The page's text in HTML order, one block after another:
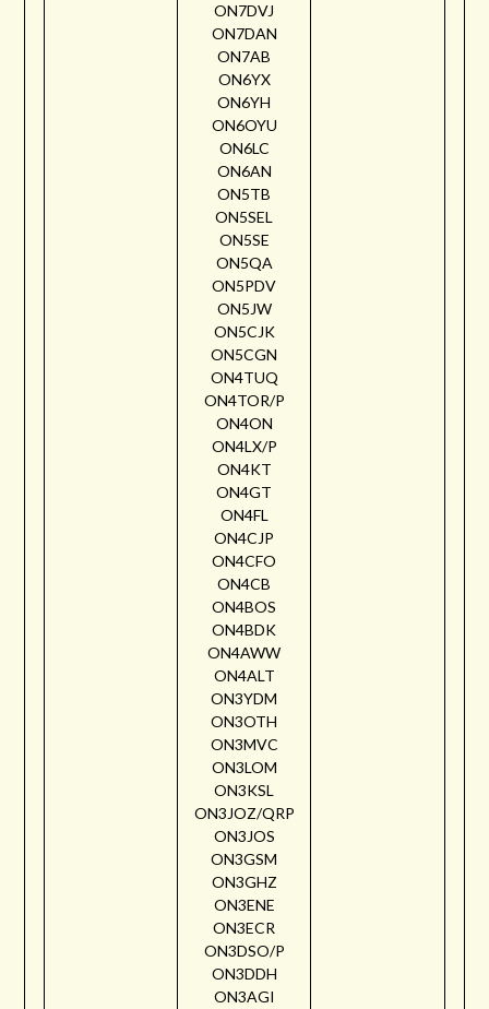
ON7DVJ
ON7DAN
ON7AB
ON6YX
ON6YH
ON6OYU
ON6LC
ON6AN
ON5TB
ON5SEL
ON5SE
ON5QA
ON5PDV
ON5JW
ON5CJK
ON5CGN
ON4TUQ
ON4TOR/P
ON4ON
ON4LX/P
ON4KT
ON4GT
ON4FL
ON4CJP
ON4CFO
ON4CB
ON4BOS
ON4BDK
ON4AWW
ON4ALT
ON3YDM
ON3OTH
ON3MVC
ON3LOM
ON3KSL
ON3JOZ/QRP
ON3JOS
ON3GSM
ON3GHZ
ON3ENE
ON3ECR
ON3DSO/P
ON3DDH
ON3AGI